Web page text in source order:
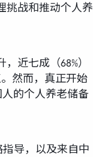
挑战和推动个人养
近七成（68%）
然而，真正开始
的个人养老储备
导，以及来自中